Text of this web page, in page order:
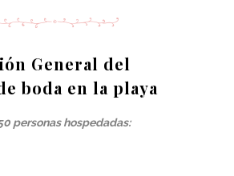
General del
boda en la playa
personas hospedadas: